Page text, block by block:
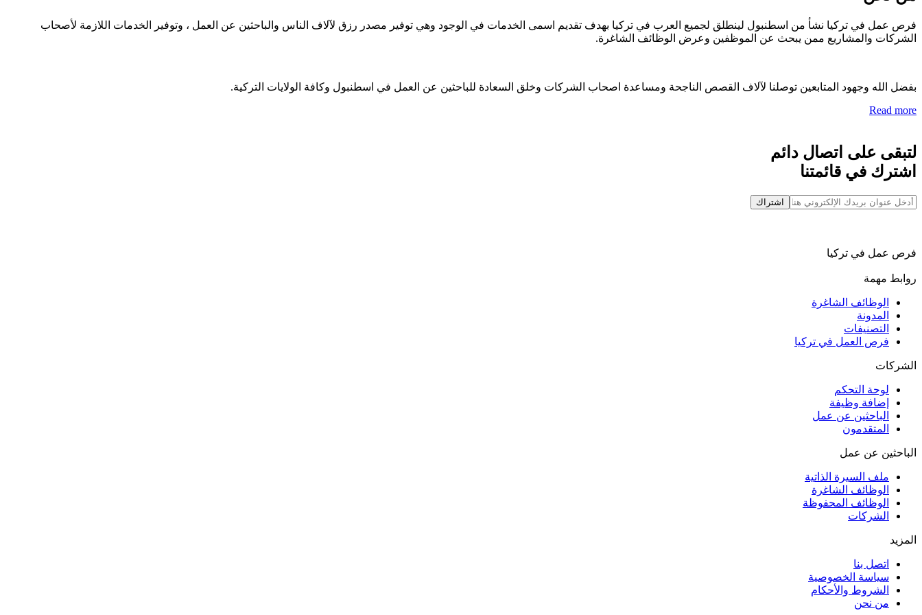
فرص عمل في تركيا نشأ من اسطنبول لينطلق لجميع العرب في تركيا بهدف تقديم اسمى الخدمات في الوجود وهي توفير مصدر رزق لآلاف الناس والباحثين عن العمل ، وتوفير الخدمات اللازمة لأصحاب
الشركات والمشاريع ممن يبحث عن الموظفين وعرض الوظائف الشاغرة.
بفضل الله وجهود المتابعين توصلنا لآلاف القصص الناجحة ومساعدة اصحاب الشركات وخلق السعادة للباحثين عن العمل في اسطنبول وكافة الولايات التركية.
Read more
لتبقى على اتصال دائم
اشترك في قائمتنا
اشتراك
فرص عمل في تركيا
روابط مهمة
الوظائف الشاغرة
المدونة
التصنيفات
فرص العمل في تركيا
الشركات
لوحة التحكم
إضافة وظيفة
الباحثين عن عمل
المتقدمون
الباحثين عن عمل
ملف السيرة الذاتية
الوظائف الشاغرة
الوظائف المحفوظة
الشركات
المزيد
اتصل بنا
سياسة الخصوصية
الشروط والأحكام
من نحن